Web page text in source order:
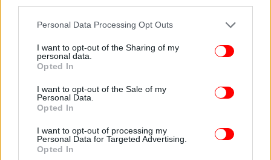
Please note that this website/app uses one or more Google
not limited to your visit or usage behaviour. You may click to
grant or deny consent to Google and its third-party tags to
use your data for below specified purposes in below Google
consent section.
Personal Data Processing Opt Outs
I want to opt-out of the Sharing of my
personal data.
Opted In
I want to opt-out of the Sale of my
Personal Data.
Opted In
I want to opt-out of processing my
Personal Data for Targeted Advertising.
Opted In
διάρκεια του ποδοσφαιρικού αγώνα, μέσω του
κλειστού κυκλώματος ασφαλείας του γηπέδου, να
12 ετών, -2- φωτοβολίδες χειρός, τις οποίες
ενεργοποίησε ο ανήλικος.
Η δικογραφία σε βάρος του 49χρονου πατέρα
υποβλήθηκε στον αρμόδιο Εισαγγελέα, ενώ ο
ανήλικος δεν συνελήφθη ως ποινικά ανεύθυνος.